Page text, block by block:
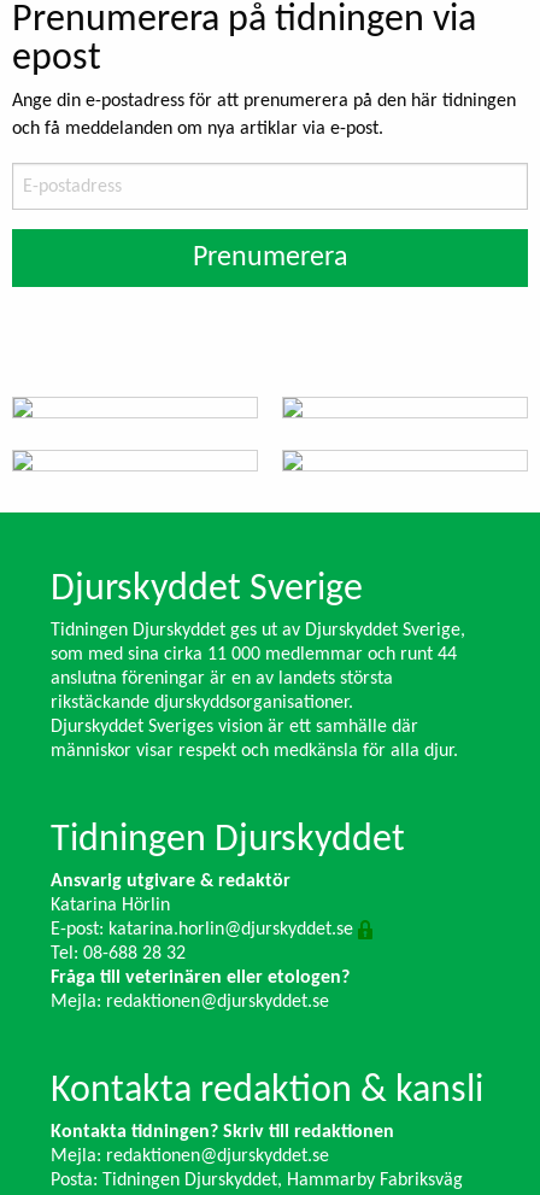
Prenumerera på tidningen via
epost
Ange din e-postadress för att prenumerera på den här tidningen
och få meddelanden om nya artiklar via e-post.
postadress
Prenumerera
Djurskyddet Sverige
Tidningen Djurskyddet ges ut av Djurskyddet Sverige,
som med sina cirka 11 000 medlemmar och runt 44
anslutna föreningar är en av landets största
rikstäckande djurskyddsorganisationer.
Djurskyddet Sveriges vision är ett samhälle där
människor visar respekt och medkänsla för alla djur.
Tidningen Djurskyddet
Ansvarig utgivare & redaktör
Katarina Hörlin
E-post: katarina.horlin@djurskyddet.se
Tel: 08-688 28 32
Fråga till veterinären eller etologen?
Mejla: redaktionen@djurskyddet.se
Kontakta redaktion & kansli
Kontakta tidningen? Skriv till redaktionen
Mejla: redaktionen@djurskyddet.se
Posta: Tidningen Djurskyddet, Hammarby Fabriksväg